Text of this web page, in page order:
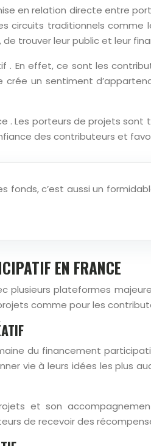
en relation directe entre
traditionnels comme
trouver leur public et leur
. En effet, ce sont les
un sentiment
Les porteurs de projets
des contributeurs et
fonds, c’est aussi un
EN FRANCE
plusieurs plateformes
comme pour les
du financement
vie à leurs idées les plus
et son
de recevoir des